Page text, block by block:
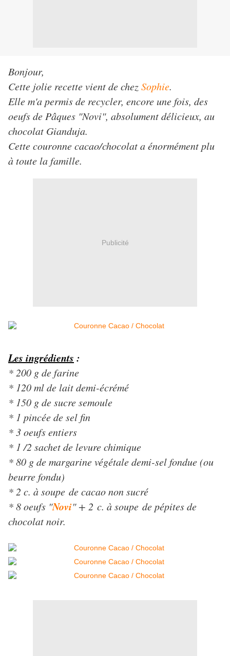
Bonjour,
Cette jolie recette vient de chezSophie.
Elle m'a permis de recycler, encore une fois, des
oeufs de Pâques "Novi", absolument délicieux, au
chocolat Gianduja.
Cette couronne cacao/chocolat a énormément plu
à toute la famille.
Publicité
Les ingrédients :
* 200 g de farine
* 120 ml de lait demi-écrémé
* 150 g de sucre semoule
* 1 pincée de sel fin
* 3 oeufs entiers
* 1 /2 sachet de levure chimique
* 80 g de margarine végétale demi-sel fondue (ou
beurre fondu)
* 2 c. à soupe de cacao non sucré
* 8 oeufs "Novi" + 2 c. à soupe de pépites de
chocolat noir.